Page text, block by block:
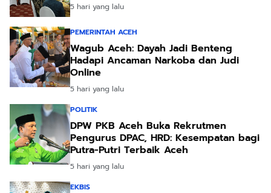
5 hari yang lalu
PEMERINTAH ACEH
Wagub Aceh: Dayah Jadi Benteng
Hadapi Ancaman Narkoba dan Judi
Online
5 hari yang lalu
POLITIK
DPW PKB Aceh Buka Rekrutmen
Pengurus DPAC, HRD: Kesempatan bagi
Putra-Putri Terbaik Aceh
5 hari yang lalu
EKBIS